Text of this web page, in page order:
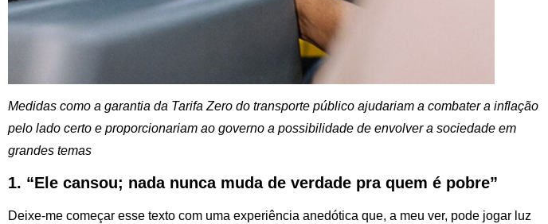
Medidas como a garantia da Tarifa Zero do transporte público ajudariam a combater a inflação
pelo lado certo e proporcionariam ao governo a possibilidade de envolver a sociedade em
grandes temas
1. “Ele cansou; nada nunca muda de verdade pra quem é pobre”
Deixe-me começar esse texto com uma experiência anedótica que, a meu ver, pode jogar luz